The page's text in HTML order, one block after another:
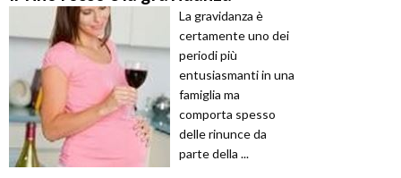
La gravidanza è
certamente uno dei
periodi più
entusiasmanti in una
famiglia ma
comporta spesso
delle rinunce da
parte della ...